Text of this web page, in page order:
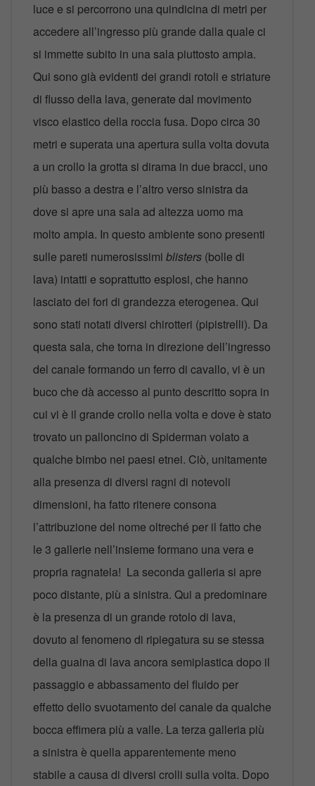
luce e si percorrono una quindicina di metri per
accedere all’ingresso più grande dalla quale ci
si immette subito in una sala piuttosto ampia.
Qui sono già evidenti dei grandi rotoli e striature
di flusso della lava, generate dal movimento
visco elastico della roccia fusa. Dopo circa 30
metri e superata una apertura sulla volta dovuta
a un crollo la grotta si dirama in due bracci, uno
più basso a destra e l’altro verso sinistra da
dove si apre una sala ad altezza uomo ma
molto ampia. In questo ambiente sono presenti
sulle pareti numerosissimi blisters (bolle di
lava) intatti e soprattutto esplosi, che hanno
lasciato dei fori di grandezza eterogenea. Qui
sono stati notati diversi chirotteri (pipistrelli). Da
questa sala, che torna in direzione dell’ingresso
del canale formando un ferro di cavallo, vi è un
buco che dà accesso al punto descritto sopra in
cui vi è il grande crollo nella volta e dove è stato
trovato un palloncino di Spiderman volato a
qualche bimbo nei paesi etnei. Ciò, unitamente
alla presenza di diversi ragni di notevoli
dimensioni, ha fatto ritenere consona
l’attribuzione del nome oltreché per il fatto che
le 3 gallerie nell’insieme formano una vera e
propria ragnatela! La seconda galleria si apre
poco distante, più a sinistra. Qui a predominare
è la presenza di un grande rotolo di lava,
dovuto al fenomeno di ripiegatura su se stessa
della guaina di lava ancora semiplastica dopo il
passaggio e abbassamento del fluido per
effetto dello svuotamento del canale da qualche
bocca effimera più a valle. La terza galleria più
a sinistra è quella apparentemente meno
stabile a causa di diversi crolli sulla volta. Dopo